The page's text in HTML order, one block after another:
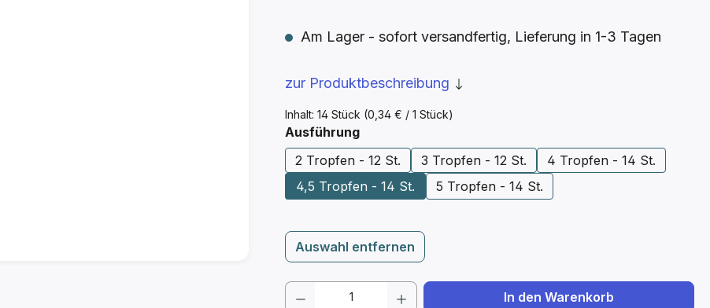
Inhalt: 14 Stück (0,34 € / 1 Stück)
Am Lager - sofort versandfertig, Lieferung in 1-3 Tagen
zur Produktbeschreibung
Ausführungauswählen
2 Tropfen - 12 St.
3 Tropfen - 12 St.
4 Tropfen - 14 St.
4,5 Tropfen - 14 St.
5 Tropfen - 14 St.
Auswahl entfernen
Produkt Anzahl: Gib den gewünschten Wert
In den Warenkorb